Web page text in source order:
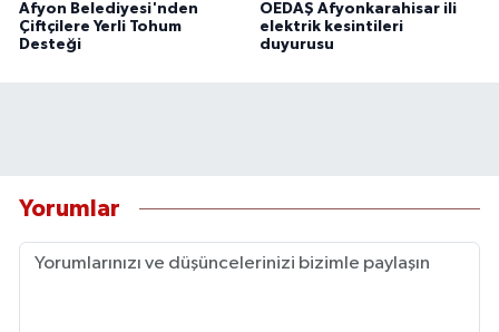
Afyon Belediyesi'nden
Çiftçilere Yerli Tohum
Desteği
OEDAŞ Afyonkarahisar ili
elektrik kesintileri
duyurusu
Yorumlar